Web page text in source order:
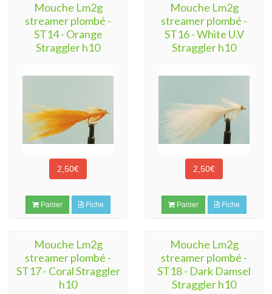
Mouche Lm2g
streamer plombé -
ST14 - Orange
Straggler h10
2,50€
Panier Fiche
Mouche Lm2g
streamer plombé -
ST16 - White U.V
Straggler h10
2,50€
Panier Fiche
Mouche Lm2g
streamer plombé -
ST17 - Coral Straggler
h10
Mouche Lm2g
streamer plombé -
ST18 - Dark Damsel
Straggler h10